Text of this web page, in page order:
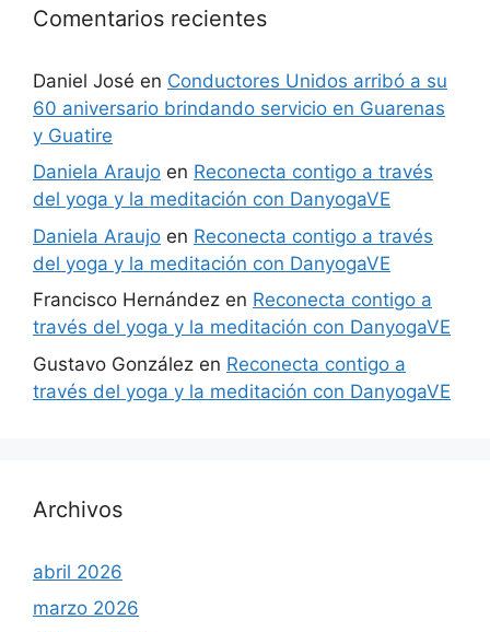
Comentarios recientes
Daniel José en Conductores Unidos arribó a su
60 aniversario brindando servicio en Guarenas
y Guatire
Daniela Araujo en Reconecta contigo a través
del yoga y la meditación con DanyogaVE
Daniela Araujo en Reconecta contigo a través
del yoga y la meditación con DanyogaVE
Francisco Hernández en Reconecta contigo a
través del yoga y la meditación con DanyogaVE
Gustavo González en Reconecta contigo a
través del yoga y la meditación con DanyogaVE
Archivos
abril 2026
marzo 2026